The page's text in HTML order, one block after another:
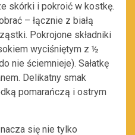
skórki i pokroić w kostkę.
– łącznie z białą
Pokrojone składniki
wyciśniętym z ½
nie ściemnieje). Sałatkę
Delikatny smak
pomarańczą i ostrym
się nie tylko